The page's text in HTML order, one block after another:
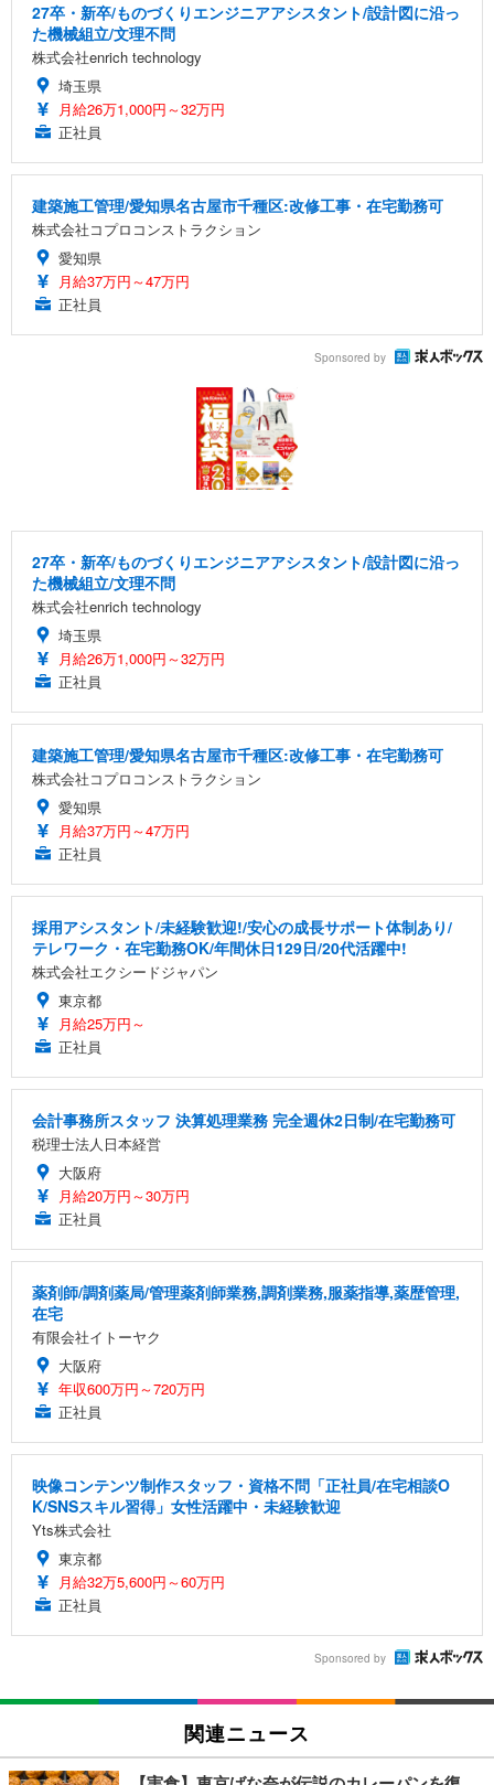
27卒・新卒/ものづくりエンジニアアシスタント/設計図に沿っ
た機械組立/文理不問
株式会社enrich technology
埼玉県
月給26万1,000円～32万円
正社員
建築施工管理/愛知県名古屋市千種区:改修工事・在宅勤務可
株式会社コプロコンストラクション
愛知県
月給37万円～47万円
正社員
Sponsored by
27卒・新卒/ものづくりエンジニアアシスタント/設計図に沿っ
た機械組立/文理不問
株式会社enrich technology
埼玉県
月給26万1,000円～32万円
正社員
建築施工管理/愛知県名古屋市千種区:改修工事・在宅勤務可
株式会社コプロコンストラクション
愛知県
月給37万円～47万円
正社員
採用アシスタント/未経験歓迎!/安心の成長サポート体制あり/
テレワーク・在宅勤務OK/年間休日129日/20代活躍中!
株式会社エクシードジャパン
東京都
月給25万円～
正社員
会計事務所スタッフ 決算処理業務 完全週休2日制/在宅勤務可
税理士法人日本経営
大阪府
月給20万円～30万円
正社員
薬剤師/調剤薬局/管理薬剤師業務,調剤業務,服薬指導,薬歴管理,
在宅
有限会社イトーヤク
大阪府
年収600万円～720万円
正社員
映像コンテンツ制作スタッフ・資格不問「正社員/在宅相談O
K/SNSスキル習得」女性活躍中・未経験歓迎
Yts株式会社
東京都
月給32万5,600円～60万円
正社員
Sponsored by
関連ニュース